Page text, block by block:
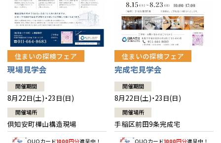
住まいの探検フェア
現場見学会
開催期間
8月22日(土)・23日(日)
開催場所
倶知安町樺山構造現場
QUOカード1000円分進呈中！
住まいの探検フェア
完成宅見学会
開催期間
8月22日(土)・23日(日)
開催場所
手稲区前田9条完成宅
QUOカード1000円分進呈中！
札幌
道央
道北
道南
道東
東北
青森
秋田
岩手
山形
宮城
甲信越・北陸
新潟
山梨
長野
富山
関東
東京
神奈川
埼玉
東海
愛知
岐阜
近畿
大阪
中国・四国
札幌
札幌
小樽
道央
苫小牧千歳
小樽
道北
道南
道東
釧路
東北
青森県
八戸
青森
秋田県
秋田
岩手県
山形県
宮城県
仙台
甲信越・北陸
新潟県
長岡
山梨県
長野県
富山県
富山
関東
東京都
神奈川県
相模
東海
愛知県
岐阜県
岐阜
近畿
大阪府
大阪
中国・四国